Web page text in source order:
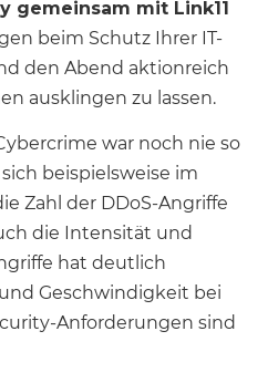
gemeinsam mit Link11
beim Schutz Ihrer IT-
den Abend aktionreich
ausklingen zu lassen.
war noch nie so
beispielsweise im
Zahl der DDoS-Angriffe
die Intensität und
hat deutlich
Geschwindigkeit bei
Anforderungen sind